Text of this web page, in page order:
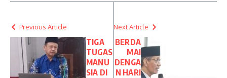
Previous Article
TIGA
TUGAS
MANU
SIA DI
Next Article
BERDA
MAI
DENGA
N HARI